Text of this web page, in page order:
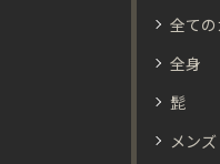
全て
全身
髭
メンズ